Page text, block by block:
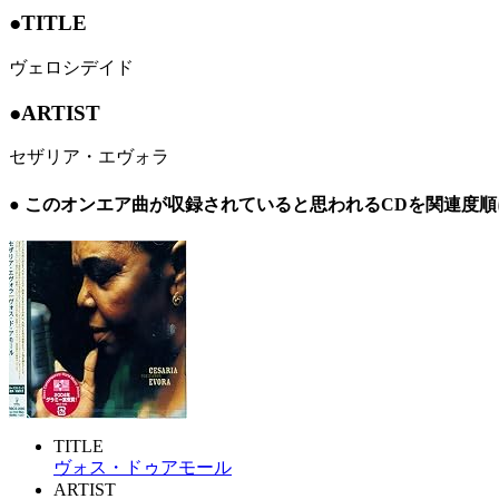
●TITLE
ヴェロシデイド
●ARTIST
セザリア・エヴォラ
● このオンエア曲が収録されていると思われるCDを関連度
TITLE
ヴォス・ドゥアモール
ARTIST